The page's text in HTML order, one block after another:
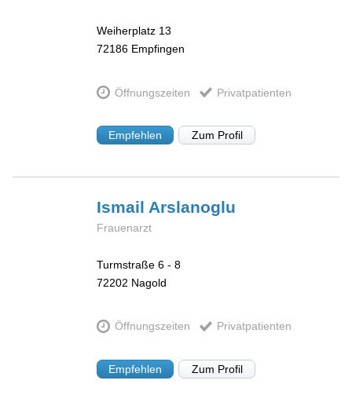
Weiherplatz 13
72186 Empfingen
Öffnungszeiten Privatpatienten
Empfehlen Zum Profil
Ismail Arslanoglu
Frauenarzt
Turmstraße 6 - 8
72202 Nagold
Öffnungszeiten Privatpatienten
Empfehlen Zum Profil